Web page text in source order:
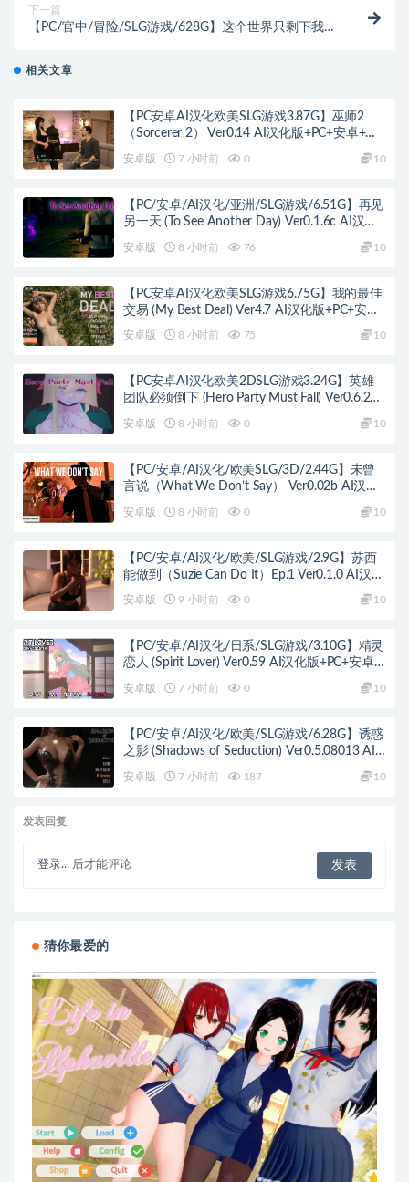
下一篇
【PC/官中/冒险/SLG游戏/628G】这个世界只剩下我和
相关文章
【PC安卓AI汉化欧美SLG游戏3.87G】巫师2
（Sorcerer 2） Ver0.14 AI汉化版+PC+安卓+欧
安卓版 7 小时前 0 10
【PC/安卓/AI汉化/亚洲/SLG游戏/6.51G】再见
另一天 (To See Another Day) Ver0.1.6c AI汉化
安卓版 8 小时前 76 10
【PC安卓AI汉化欧美SLG游戏6.75G】我的最佳
交易 (My Best Deal) Ver4.7 AI汉化版+PC+安卓
安卓版 8 小时前 75 10
【PC安卓AI汉化欧美2DSLG游戏3.24G】英雄
团队必须倒下 (Hero Party Must Fall) Ver0.6.2
Playtest AI汉化版+PC+安卓+欧美2DSLG游戏
+3.24G
安卓版 8 小时前 0 10
【PC/安卓/AI汉化/欧美SLG/3D/2.44G】未曾
言说（What We Don’t Say） Ver0.02b AI汉化
安卓版 8 小时前 0 10
【PC/安卓/AI汉化/欧美/SLG游戏/2.9G】苏西
能做到（Suzie Can Do It）Ep.1 Ver0.1.0 AI汉化
安卓版 9 小时前 0 10
【PC/安卓/AI汉化/日系/SLG游戏/3.10G】精灵
恋人 (Spirit Lover) Ver0.59 AI汉化版+PC+安卓
安卓版 7 小时前 0 10
【PC/安卓/AI汉化/欧美/SLG游戏/6.28G】诱惑
之影 (Shadows of Seduction) Ver0.5.08013 AI
安卓版 7 小时前 187 10
发表回复
登录... 后才能评论
猜你最爱的